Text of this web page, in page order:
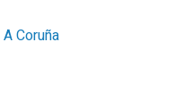
A Coruña